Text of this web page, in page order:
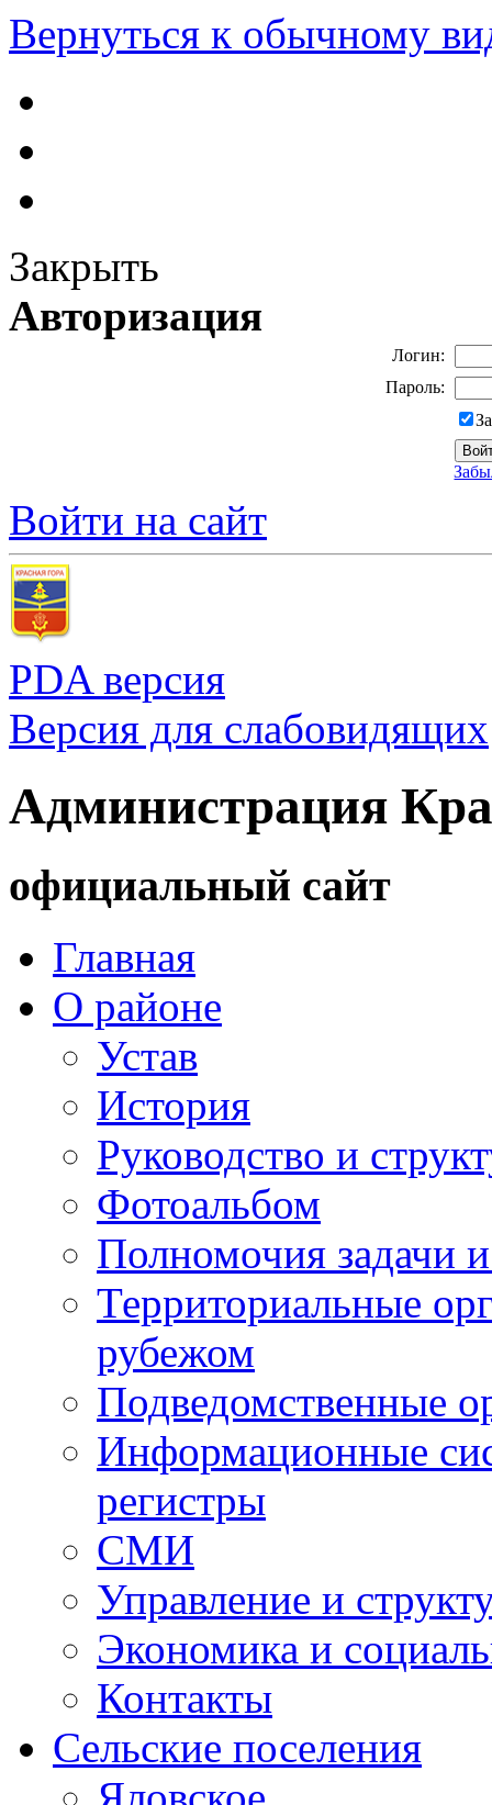
Вернуться к обычному
Закрыть
Авторизация
Логин:
Пароль:
Войти на сайт
PDA версия
Версия для слабовидящих
Администрация
официальный сайт
Главная
О районе
Устав
История
Руководство и
Фотоальбом
Полномочия задачи
Территориальные
рубежом
Подведомственные
Информационные
регистры
СМИ
Управление и
Экономика и
Контакты
Сельские поселения